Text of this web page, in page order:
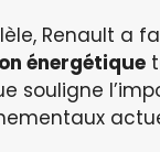
Renault a
énergétique
souligne